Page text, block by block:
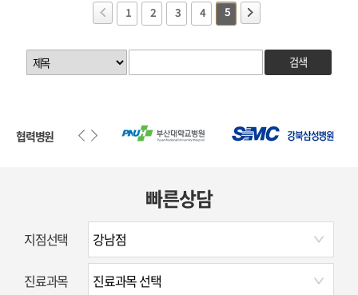
1 2 3 4 5
검색
협력병원
빠른상담
지점선택
진료과목